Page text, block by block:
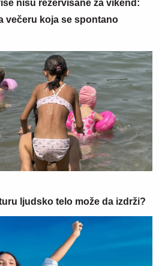
nisu rezervisane za vikend:
večeru koja se spontano
ljudsko telo može da izdrži?